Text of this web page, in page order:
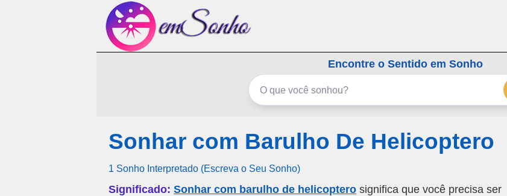
Encontre o Sentido em Sonho
Sonhar com Barulho De Helicoptero
1 Sonho Interpretado (Escreva o Seu Sonho)
Significado: Sonhar com barulho de helicoptero significa que você precisa ser